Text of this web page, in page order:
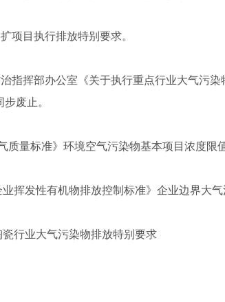
目执行排放特别要求。
挥部办公室《关于执行重点行业大气污染
废止。
量标准》环境空气污染物基本项目浓度限
发性有机物排放控制标准》企业边界大气
行业大气污染物排放特别要求